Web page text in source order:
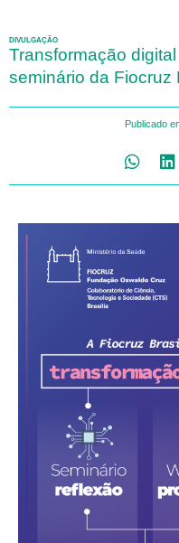
DIVULGAÇÃO
Transformação
seminário da Fiocruz
Publicado